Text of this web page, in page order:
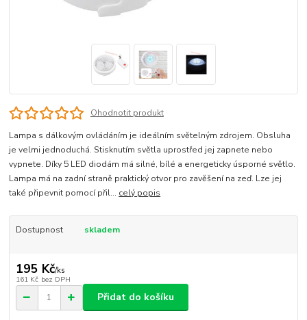
Ohodnotit produkt
Lampa s dálkovým ovládáním je ideálním světelným zdrojem. Obsluha
je velmi jednoduchá. Stisknutím světla uprostřed jej zapnete nebo
vypnete. Díky 5 LED diodám má silné, bílé a energeticky úsporné světlo.
Lampa má na zadní straně praktický otvor pro zavěšení na zeď. Lze jej
také připevnit pomocí přil... celý popis
Dostupnost skladem
195 Kč/ks
161 Kč bez DPH
Přidat do košíku